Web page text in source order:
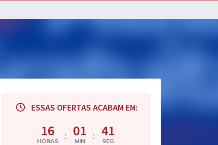
ESSAS OFERTAS ACABAM EM:
16
HORAS : 01
MIN : 40
SEG